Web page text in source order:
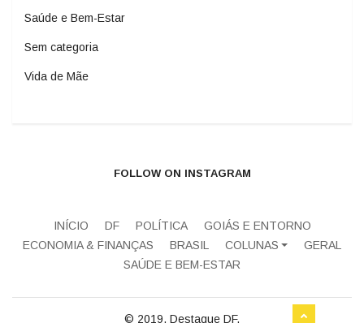
Saúde e Bem-Estar
Sem categoria
Vida de Mãe
FOLLOW ON INSTAGRAM
INÍCIO DF POLÍTICA
GOIÁS E ENTORNO
ECONOMIA & FINANÇAS
BRASIL COLUNAS
GERAL
SAÚDE E BEM-ESTAR
© 2019, Destaque DF.